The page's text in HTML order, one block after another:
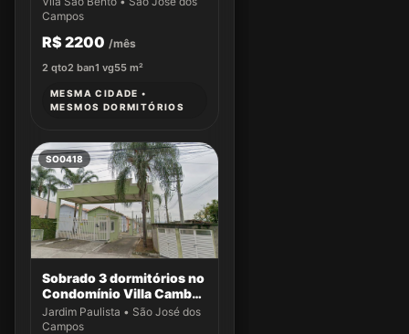
Campos
R$ 2200 /mês
2 qto2 ban1 vg55 m²
MESMA CIDADE •
MESMOS DORMITÓRIOS
SO0418
Sobrado 3 dormitórios no
Condomínio Villa Cambuí
- Casa 033
Jardim Paulista • São José dos
Campos